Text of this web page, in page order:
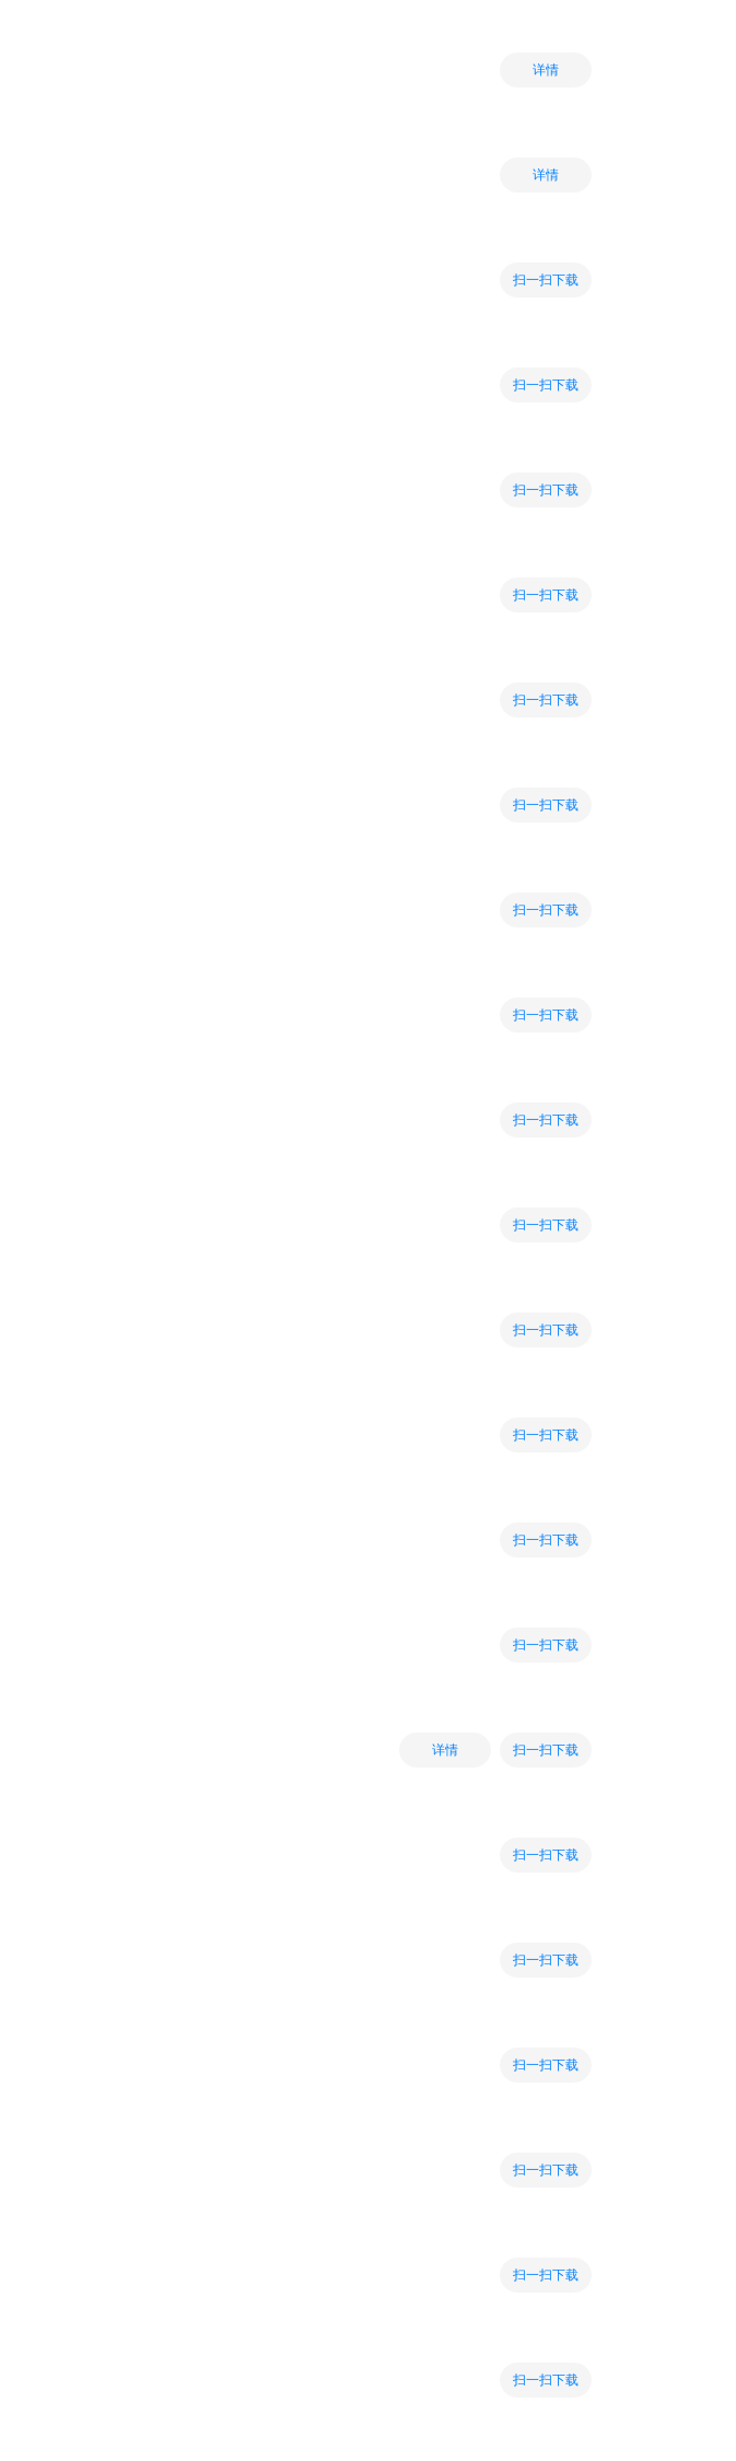
详情
详情
扫一扫下载
扫一扫下载
扫一扫下载
扫一扫下载
扫一扫下载
扫一扫下载
扫一扫下载
扫一扫下载
扫一扫下载
扫一扫下载
扫一扫下载
扫一扫下载
扫一扫下载
扫一扫下载
详情 扫一扫下载
扫一扫下载
扫一扫下载
扫一扫下载
扫一扫下载
扫一扫下载
扫一扫下载